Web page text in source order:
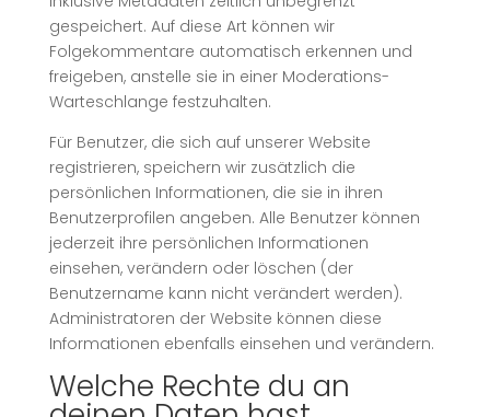
gespeichert. Auf diese Art können wir
Folgekommentare automatisch erkennen und
freigeben, anstelle sie in einer Moderations-
Warteschlange festzuhalten.
Für Benutzer, die sich auf unserer Website
registrieren, speichern wir zusätzlich die
persönlichen Informationen, die sie in ihren
Benutzerprofilen angeben. Alle Benutzer können
jederzeit ihre persönlichen Informationen
einsehen, verändern oder löschen (der
Benutzername kann nicht verändert werden).
Administratoren der Website können diese
Informationen ebenfalls einsehen und verändern.
Welche Rechte du an